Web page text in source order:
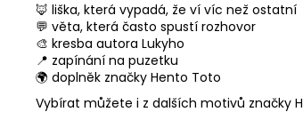
🦊 liška, která vypadá, že ví víc než ostatní
💬 věta, která často spustí rozhovor
🎨 kresba autora Lukyho
📍 zapínání na puzetku
🌍 doplněk značky Hento Toto
Vybírat můžete i z dalších motivů značky